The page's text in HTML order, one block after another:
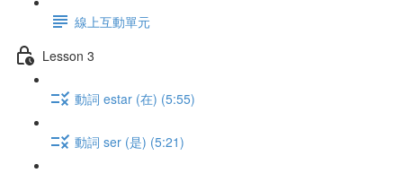
線上互動單元
Lesson 3
動詞 estar (在) (5:55)
動詞 ser (是) (5:21)